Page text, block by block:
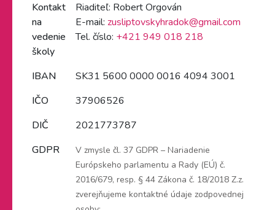
Kontakt
na
vedenie
školy
Riaditeľ: Robert Orgován
E-mail: zusliptovskyhradok@gmail.com
Tel. číslo: +421 949 018 218
IBAN
SK31 5600 0000 0016 4094 3001
IČO
37906526
DIČ
2021773787
GDPR
V zmysle čl. 37 GDPR – Nariadenie
Európskeho parlamentu a Rady (EÚ) č.
2016/679, resp. § 44 Zákona č. 18/2018 Z.z.
zverejňujeme kontaktné údaje zodpovednej